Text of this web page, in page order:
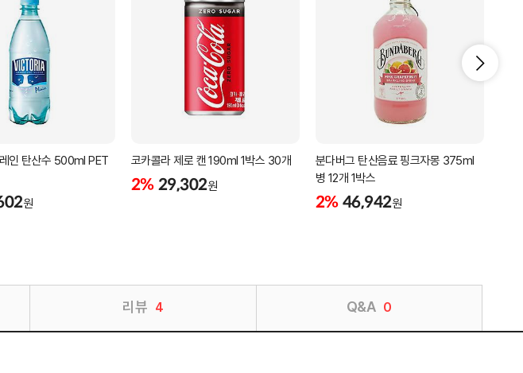
인 탄산수 500ml PET
원
코카콜라 제로 캔 190ml 1박스 30개
2% 29,302원
분다버그 탄산음료 핑크자몽 375ml
병 12개 1박스
2% 46,942원
리뷰 4 Q&A 0